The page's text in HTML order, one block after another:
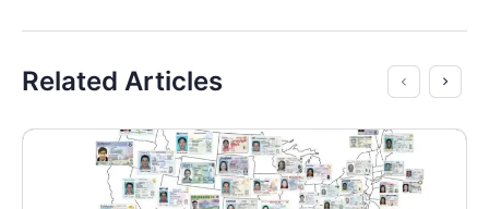
Related Articles